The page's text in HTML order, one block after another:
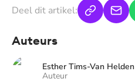
Deel dit artikel:
Auteurs
Esther Tims-Van Helden
Auteur